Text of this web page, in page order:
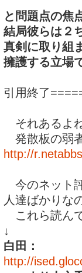
と問題点の焦
結局彼らは２
真剣に取り組
擁護する立場
引用終了
それあるよ
発散板の弱
http://
今のネット
人達ばかりな
これら読ん
↓
白田：
http://